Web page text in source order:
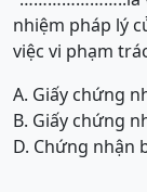
nhiệm pháp lý
việc vi phạm
A. Giấy chứng
B. Giấy chứng
D. Chứng nhận